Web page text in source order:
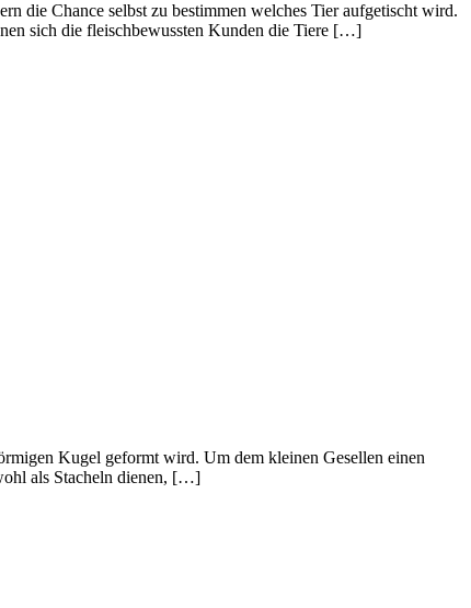
die Chance selbst zu bestimmen welches Tier aufgetischt wird.
sich die fleischbewussten Kunden die Tiere […]
Kugel geformt wird. Um dem kleinen Gesellen einen
als Stacheln dienen, […]